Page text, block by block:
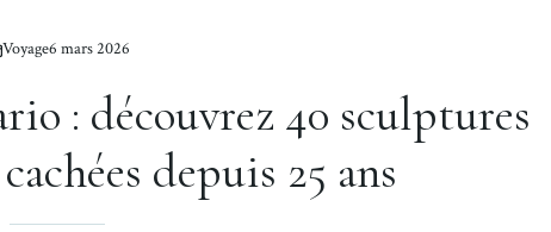
Voyage6 mars 2026
: découvrez 40 sculptures
depuis 25 ans